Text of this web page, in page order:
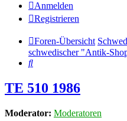
Anmelden
Registrieren
Foren-Übersicht
schwedischer "Antik-
Suche
TE 510 1986
Moderator: Moderatoren